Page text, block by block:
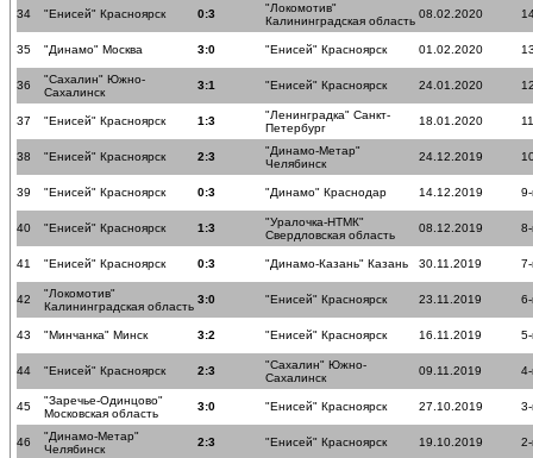
34 "Енисей" Красноярск 0:3
"Локомотив"
Калининградская область
08.02.2020
35 "Динамо" Москва 3:0 "Енисей" Красноярск 01.02.2020
36
"Сахалин" Южно-
Сахалинск
3:1 "Енисей" Красноярск 24.01.2020
37 "Енисей" Красноярск 1:3
"Ленинградка" Санкт-
Петербург
18.01.2020
38 "Енисей" Красноярск 2:3
"Динамо-Метар"
Челябинск
24.12.2019
39 "Енисей" Красноярск 0:3 "Динамо" Краснодар 14.12.2019
40 "Енисей" Красноярск 1:3
"Уралочка-НТМК"
Свердловская область
08.12.2019
41 "Енисей" Красноярск 0:3 "Динамо-Казань" Казань 30.11.2019
42
"Локомотив"
Калининградская область
3:0 "Енисей" Красноярск 23.11.2019
43 "Минчанка" Минск 3:2 "Енисей" Красноярск 16.11.2019
44 "Енисей" Красноярск 2:3
"Сахалин" Южно-
Сахалинск
09.11.2019
45
"Заречье-Одинцово"
Московская область
3:0 "Енисей" Красноярск 27.10.2019
46
"Динамо-Метар"
Челябинск
2:3 "Енисей" Красноярск 19.10.2019